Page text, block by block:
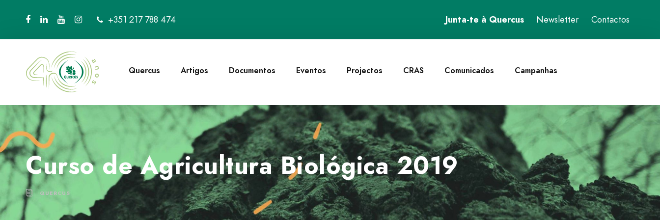
+351 217 788 474 Junta-te à Quercus Newsletter Contactos
Quercus Artigos Documentos Eventos Projectos CRAS Comunicados Campanhas
Curso de Agricultura Biológica 2019
QUERCUS